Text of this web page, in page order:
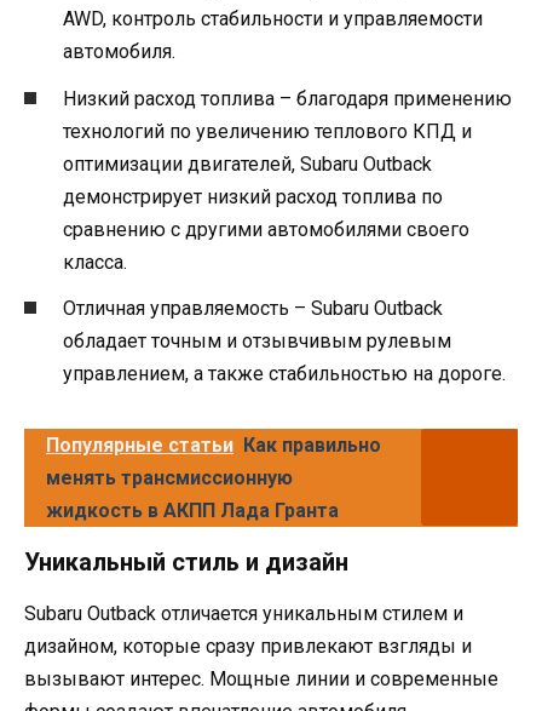
AWD, контроль стабильности и управляемости
автомобиля.
Низкий расход топлива – благодаря применению
технологий по увеличению теплового КПД и
оптимизации двигателей, Subaru Outback
демонстрирует низкий расход топлива по
сравнению с другими автомобилями своего
класса.
Отличная управляемость – Subaru Outback
обладает точным и отзывчивым рулевым
управлением, а также стабильностью на дороге.
Популярные статьи Как правильно
менять трансмиссионную
жидкость в АКПП Лада Гранта
Уникальный стиль и дизайн
Subaru Outback отличается уникальным стилем и
дизайном, которые сразу привлекают взгляды и
вызывают интерес. Мощные линии и современные